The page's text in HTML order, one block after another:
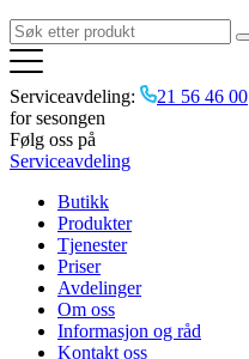
Serviceavdeling: 21 56 46 00
for sesongen
Følg oss på
Serviceavdeling
Butikk
Produkter
Tjenester
Priser
Avdelinger
Om oss
Informasjon og råd
Kontakt oss